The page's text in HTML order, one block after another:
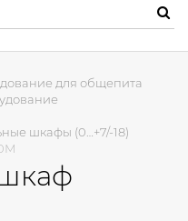
для общепита
шкафы (0…+7/-18)